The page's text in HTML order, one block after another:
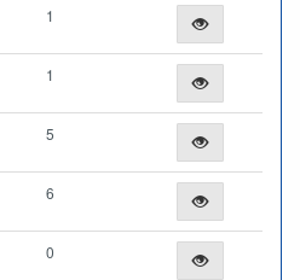
1
1
5
6
0